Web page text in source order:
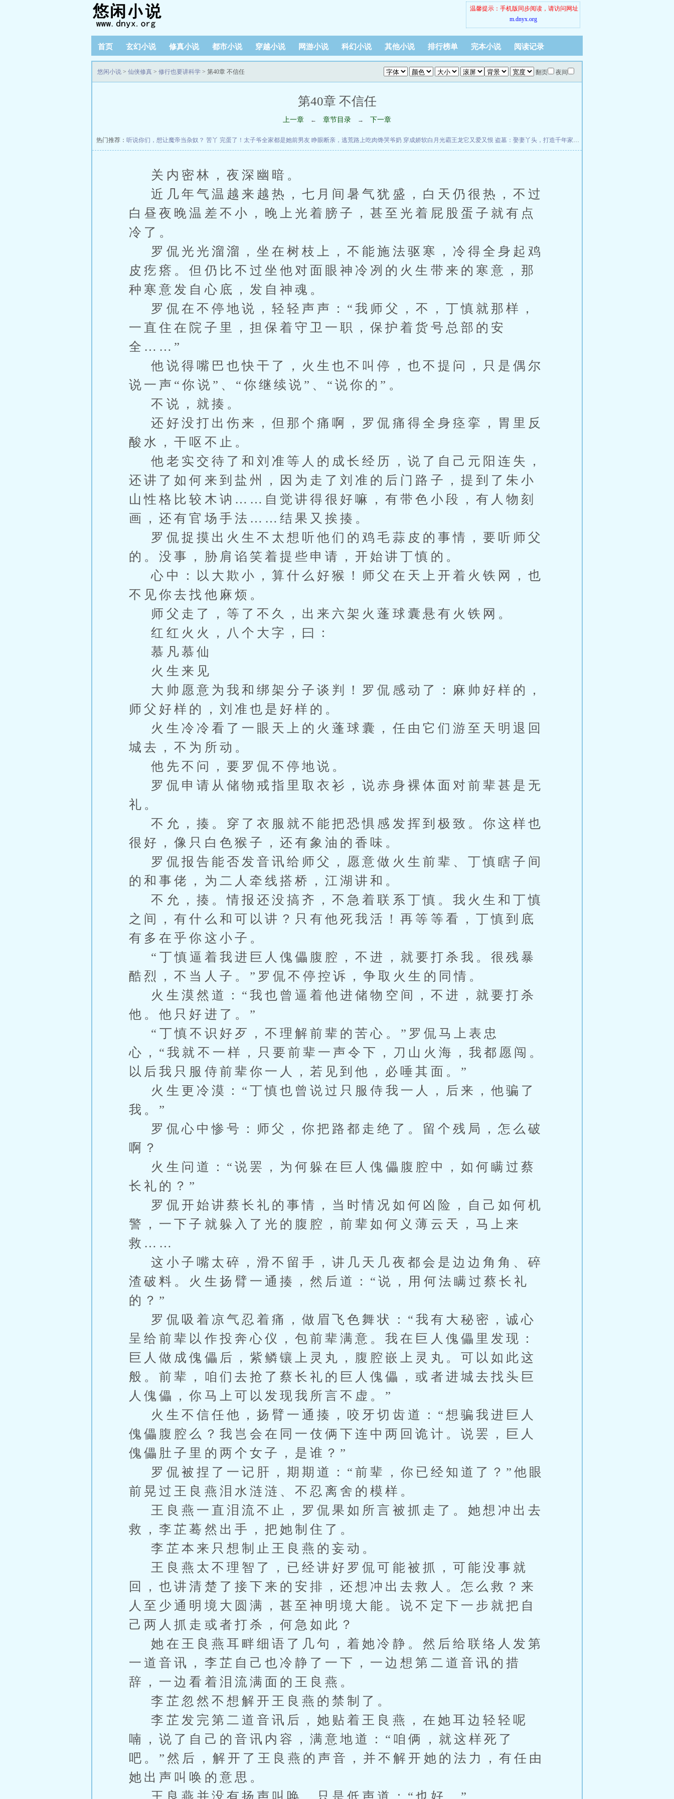
温馨提示：手机版同步阅读，请访问网址
m.dnyx.org
首页 玄幻小说 修真小说 都市小说 穿越小说 网游小说 科幻小说 其他小说 排行榜单 完本小说 阅读记录
翻页 夜间
悠闲小说 > 仙侠修真 > 修行也要讲科学 > 第40章 不信任
第40章 不信任
上一章 ← 章节目录 → 下一章
热门推荐： 听说你们，想让魔帝当杂奴？ 苦丫 完蛋了！太子爷全家都是她前男友 睁眼断亲，逃荒路上吃肉馋哭爷奶 穿成娇软白月光霸王龙它又爱又恨 盗墓：娶妻丫头，打造千年家族
关内密林，夜深幽暗。
近几年气温越来越热，七月间暑气犹盛，白天仍很热，不过
白昼夜晚温差不小，晚上光着膀子，甚至光着屁股蛋子就有点
冷了。
罗侃光光溜溜，坐在树枝上，不能施法驱寒，冷得全身起鸡
皮疙瘩。但仍比不过坐他对面眼神冷冽的火生带来的寒意，那
种寒意发自心底，发自神魂。
罗侃在不停地说，轻轻声声：“我师父，不，丁慎就那样，
一直住在院子里，担保着守卫一职，保护着货号总部的安
全……”
他说得嘴巴也快干了，火生也不叫停，也不提问，只是偶尔
说一声“你说”、“你继续说”、“说你的”。
不说，就揍。
还好没打出伤来，但那个痛啊，罗侃痛得全身痉挛，胃里反
酸水，干呕不止。
他老实交待了和刘准等人的成长经历，说了自己元阳连失，
还讲了如何来到盐州，因为走了刘准的后门路子，提到了朱小
山性格比较木讷……自觉讲得很好嘛，有带色小段，有人物刻
画，还有官场手法……结果又挨揍。
罗侃捉摸出火生不太想听他们的鸡毛蒜皮的事情，要听师父
的。没事，胁肩谄笑着提些申请，开始讲丁慎的。
心中：以大欺小，算什么好猴！师父在天上开着火铁网，也
不见你去找他麻烦。
师父走了，等了不久，出来六架火蓬球囊悬有火铁网。
红红火火，八个大字，曰：
慕凡慕仙
火生来见
大帅愿意为我和绑架分子谈判！罗侃感动了：麻帅好样的，
师父好样的，刘准也是好样的。
火生冷冷看了一眼天上的火蓬球囊，任由它们游至天明退回
城去，不为所动。
他先不问，要罗侃不停地说。
罗侃申请从储物戒指里取衣衫，说赤身裸体面对前辈甚是无
礼。
不允，揍。穿了衣服就不能把恐惧感发挥到极致。你这样也
很好，像只白色猴子，还有象油的香味。
罗侃报告能否发音讯给师父，愿意做火生前辈、丁慎瞎子间
的和事佬，为二人牵线搭桥，江湖讲和。
不允，揍。情报还没搞齐，不急着联系丁慎。我火生和丁慎
之间，有什么和可以讲？只有他死我活！再等等看，丁慎到底
有多在乎你这小子。
“丁慎逼着我进巨人傀儡腹腔，不进，就要打杀我。很残暴
酷烈，不当人子。”罗侃不停控诉，争取火生的同情。
火生漠然道：“我也曾逼着他进储物空间，不进，就要打杀
他。他只好进了。”
“丁慎不识好歹，不理解前辈的苦心。”罗侃马上表忠
心，“我就不一样，只要前辈一声令下，刀山火海，我都愿闯。
以后我只服侍前辈你一人，若见到他，必唾其面。”
火生更冷漠：“丁慎也曾说过只服侍我一人，后来，他骗了
我。”
罗侃心中惨号：师父，你把路都走绝了。留个残局，怎么破
啊？
火生问道：“说罢，为何躲在巨人傀儡腹腔中，如何瞒过蔡
长礼的？”
罗侃开始讲蔡长礼的事情，当时情况如何凶险，自己如何机
警，一下子就躲入了光的腹腔，前辈如何义薄云天，马上来
救……
这小子嘴太碎，滑不留手，讲几天几夜都会是边边角角、碎
渣破料。火生扬臂一通揍，然后道：“说，用何法瞒过蔡长礼
的？”
罗侃吸着凉气忍着痛，做眉飞色舞状：“我有大秘密，诚心
呈给前辈以作投奔心仪，包前辈满意。我在巨人傀儡里发现：
巨人做成傀儡后，紫鳞镶上灵丸，腹腔嵌上灵丸。可以如此这
般。前辈，咱们去抢了蔡长礼的巨人傀儡，或者进城去找头巨
人傀儡，你马上可以发现我所言不虚。”
火生不信任他，扬臂一通揍，咬牙切齿道：“想骗我进巨人
傀儡腹腔么？我岂会在同一伎俩下连中两回诡计。说罢，巨人
傀儡肚子里的两个女子，是谁？”
罗侃被捏了一记肝，期期道：“前辈，你已经知道了？”他眼
前晃过王良燕泪水涟涟、不忍离舍的模样。
王良燕一直泪流不止，罗侃果如所言被抓走了。她想冲出去
救，李芷蓦然出手，把她制住了。
李芷本来只想制止王良燕的妄动。
王良燕太不理智了，已经讲好罗侃可能被抓，可能没事就
回，也讲清楚了接下来的安排，还想冲出去救人。怎么救？来
人至少通明境大圆满，甚至神明境大能。说不定下一步就把自
己两人抓走或者打杀，何急如此？
她在王良燕耳畔细语了几句，着她冷静。然后给联络人发第
一道音讯，李芷自己也冷静了一下，一边想第二道音讯的措
辞，一边看着泪流满面的王良燕。
李芷忽然不想解开王良燕的禁制了。
李芷发完第二道音讯后，她贴着王良燕，在她耳边轻轻呢
喃，说了自己的音讯内容，满意地道：“咱俩，就这样死了
吧。”然后，解开了王良燕的声音，并不解开她的法力，有任由
她出声叫唤的意思。
王良燕并没有扬声叫唤，只是低声道：“也好。”